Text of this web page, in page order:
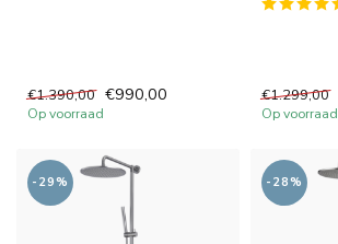
€1.390,00 €990,00
Op voorraad
€1.299,00
Op voorraad
-29% -28%